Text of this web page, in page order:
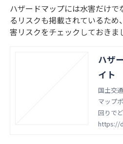
ハザードマップには水害だけで
るリスクも掲載されているた
害リスクをチェックしておきま
ハザ
イト
国土交
マップ
回りで
か、調
https://